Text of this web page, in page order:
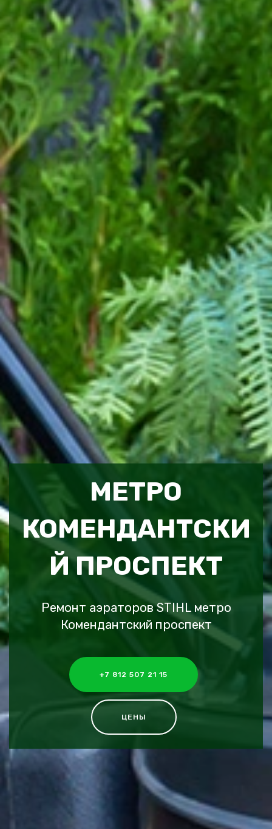
МЕТРО
КОМЕНДАНТСКИ
Й ПРОСПЕКТ
Ремонт аэраторов STIHL метро
Комендантский проспект
+7 812 507 21 15
ЦЕНЫ